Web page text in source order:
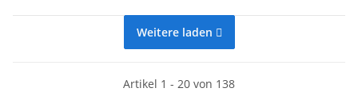
Weitere laden
Artikel 1 - 20 von 138